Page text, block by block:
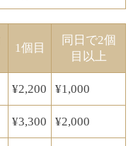
1個目
​同日で2個
目以上
¥2,200 ¥1,000
¥3,300 ¥2,000